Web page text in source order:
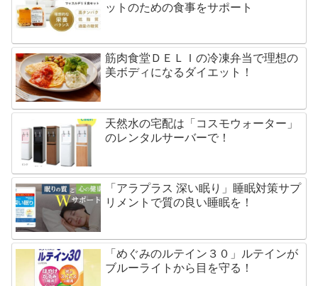
ットのための食事をサポート
筋肉食堂ＤＥＬＩの冷凍弁当で理想の
美ボディになるダイエット！
天然水の宅配は「コスモウォーター」
のレンタルサーバーで！
「アラプラス 深い眠り」睡眠対策サプ
リメントで質の良い睡眠を！
「めぐみのルテイン３０」ルテインが
ブルーライトから目を守る！